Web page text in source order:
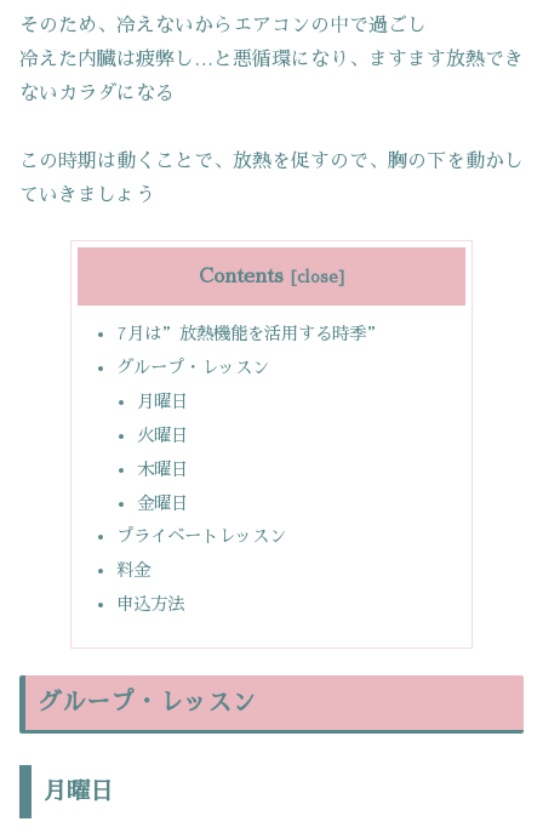
そのため、冷えないからエアコンの中で過ごし
冷えた内臓は疲弊し…と悪循環になり、ますます放熱でき
ないカラダになる
この時期は動くことで、放熱を促すので、胸の下を動かし
ていきましょう
Contents
7月は”放熱機能を活用する時季”
グループ・レッスン
月曜日
火曜日
木曜日
金曜日
プライベートレッスン
料金
申込方法
グループ・レッスン
月曜日